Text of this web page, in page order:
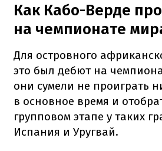
Как Кабо-Верде
на чемпионате
Для островного
это был дебют на
они сумели не проиграть
в основное время и
групповом этапе у таких
Испания и Уругвай.